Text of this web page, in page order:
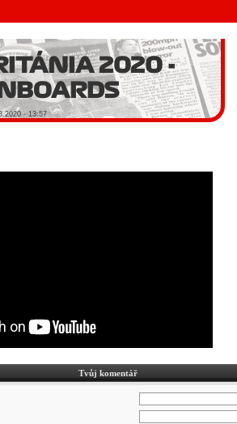
2020 -
- 13:57
Tvůj komentář